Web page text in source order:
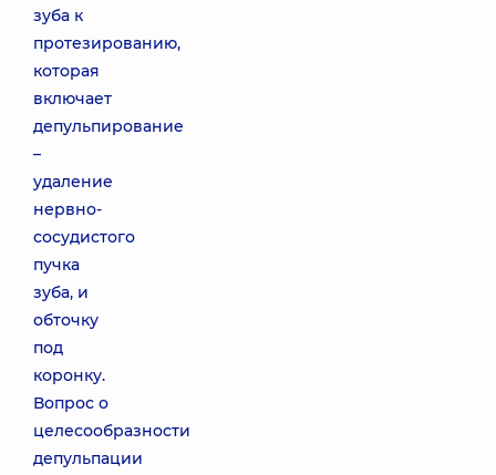
зуба к
протезированию,
которая
включает
депульпирование
–
удаление
нервно-
сосудистого
пучка
зуба, и
обточку
под
коронку.
Вопрос о
целесообразности
депульпации